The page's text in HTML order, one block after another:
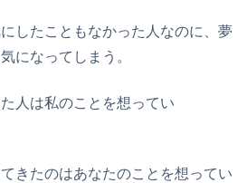
したこともなかった人なのに、夢
になってしまう。
人は私のことを想ってい
きたのはあなたのことを想ってい